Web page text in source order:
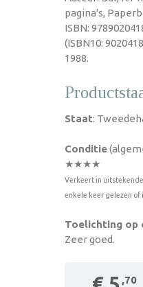
pagina's,
ISBN:
(ISBN10:
1988.
Staat:
Conditie
★★★★
Verkeert in
enkele keer gelezen of
Toelichting op
Zeer goed.
,70